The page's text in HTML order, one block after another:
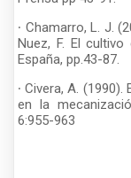
∙ Chamarro, L. J.
Nuez, F. El cultivo
España, pp.43-87.
∙ Civera, A.
en la
6:955-963